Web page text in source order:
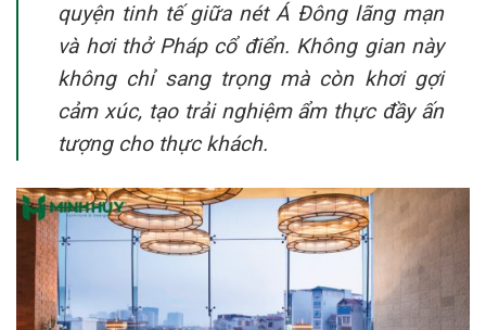
quyện tinh tế giữa nét Á Đông lãng mạn
và hơi thở Pháp cổ điển. Không gian này
không chỉ sang trọng mà còn khơi gợi
cảm xúc, tạo trải nghiệm ẩm thực đầy ấn
tượng cho thực khách.